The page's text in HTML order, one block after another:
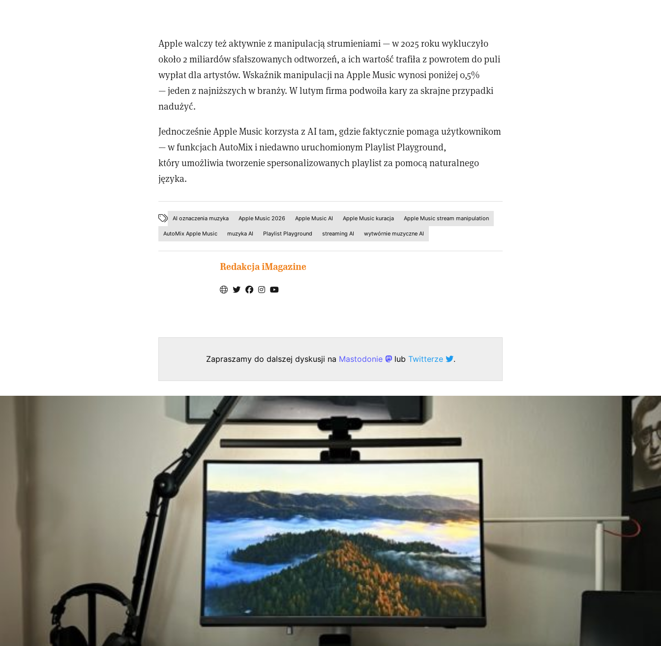
Apple walczy też aktywnie z manipulacją strumieniami — w 2025 roku wykluczyło
około 2 miliardów sfałszowanych odtworzeń, a ich wartość trafiła z powrotem do puli
wypłat dla artystów. Wskaźnik manipulacji na Apple Music wynosi poniżej 0,5%
— jeden z najniższych w branży. W lutym firma podwoiła kary za skrajne przypadki
nadużyć.
Jednocześnie Apple Music korzysta z AI tam, gdzie faktycznie pomaga użytkownikom
— w funkcjach AutoMix i niedawno uruchomionym Playlist Playground,
który umożliwia tworzenie spersonalizowanych playlist za pomocą naturalnego
języka.
AI oznaczenia muzyka Apple Music 2026 Apple Music AI Apple Music kuracja Apple Music stream manipulation
AutoMix Apple Music muzyka AI Playlist Playground streaming AI wytwórnie muzyczne AI
Redakcja iMagazine
Zapraszamy do dalszej dyskusji na Mastodonie lub Twitterze .